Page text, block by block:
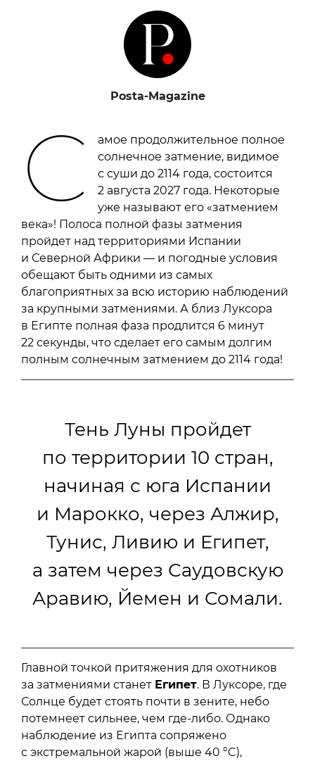
Posta-Magazine
С
амое продолжительное полное
солнечное затмение, видимое
с суши до 2114 года, состоится
2 августа 2027 года. Некоторые
уже называют его «затмением
века»! Полоса полной фазы затмения
пройдет над территориями Испании
и Северной Африки — и погодные условия
обещают быть одними из самых
благоприятных за всю историю наблюдений
за крупными затмениями. А близ Луксора
в Египте полная фаза продлится 6 минут
22 секунды, что сделает его самым долгим
полным солнечным затмением до 2114 года!
Тень Луны пройдет
по территории 10 стран,
начиная с юга Испании
и Марокко, через Алжир,
Тунис, Ливию и Египет,
а затем через Саудовскую
Аравию, Йемен и Сомали.
Главной точкой притяжения для охотников
за затмениями станет Египет. В Луксоре, где
Солнце будет стоять почти в зените, небо
потемнеет сильнее, чем где-либо. Однако
наблюдение из Египта сопряжено
с экстремальной жарой (выше 40 °C),